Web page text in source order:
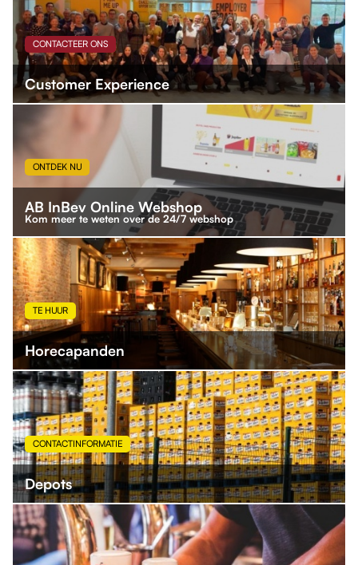
CONTACTEER ONS
Customer Experience
ONTDEK NU
AB InBev Online Webshop
Kom meer te weten over de 24/7 webshop
TE HUUR
Horecapanden
CONTACTINFORMATIE
Depots